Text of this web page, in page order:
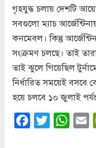
গৃহযুদ্ধ চলায় দেশটি
সবগুলো ম্যাচ
কনমেবল। কিন্তু
সংক্রমণ চলছে। তাই
তাই ঝুলে গিয়েছিল
নির্ধারিত সময়েই
হয়ে চলবে ১০ জুলাই
Twitter